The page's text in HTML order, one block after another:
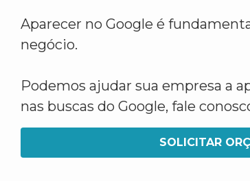
Aparecer no Google é
negócio.
Podemos ajudar sua empresa a
nas buscas do Google, fale
SOLICITAR